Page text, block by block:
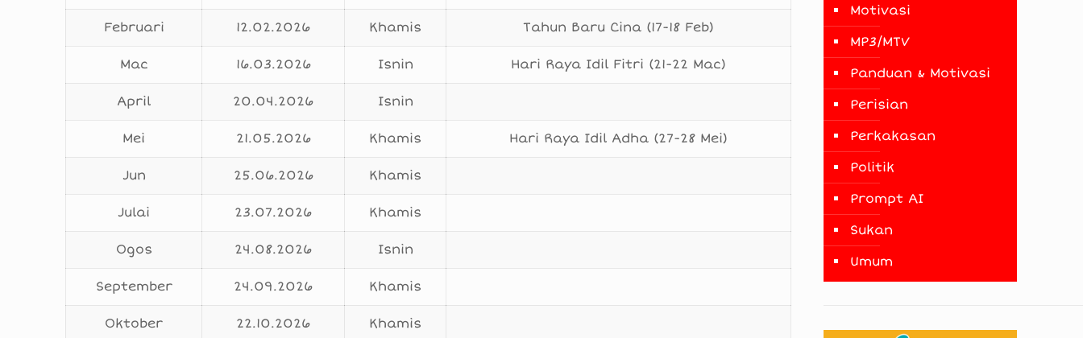
Februari 12.02.2026 Khamis Tahun Baru Cina (17-18 Feb)
Mac 16.03.2026 Isnin Hari Raya Idil Fitri (21-22 Mac)
April 20.04.2026 Isnin
Mei 21.05.2026 Khamis Hari Raya Idil Adha (27-28 Mei)
Jun 25.06.2026 Khamis
Julai 23.07.2026 Khamis
Ogos 24.08.2026 Isnin
September 24.09.2026 Khamis
Oktober 22.10.2026 Khamis
Motivasi
MP3/MTV
Panduan & Motivasi
Perisian
Perkakasan
Politik
Prompt AI
Sukan
Umum